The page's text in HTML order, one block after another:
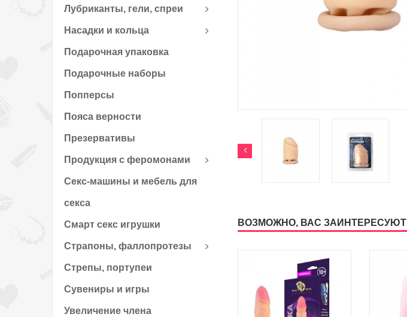
Лубриканты, гели, спреи
Насадки и кольца
Подарочная упаковка
Подарочные наборы
Попперсы
Пояса верности
Презервативы
Продукция с феромонами
Секс-машины и мебель для
секса
Смарт секс игрушки
Страпоны, фаллопротезы
Стрепы, портупеи
Сувениры и игры
Увеличение члена
ВОЗМОЖНО, ВАС ЗАИНТЕРЕСУЮТ